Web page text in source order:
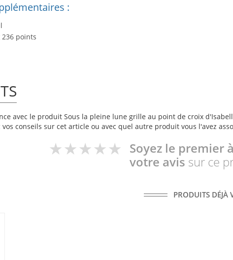
:
points
avec le produit Sous la pleine lune grille au point de croix
conseils sur cet article ou avec quel autre produit vous l'avez
Soyez le premier
votre avis sur ce
PRODUITS DÉJÀ